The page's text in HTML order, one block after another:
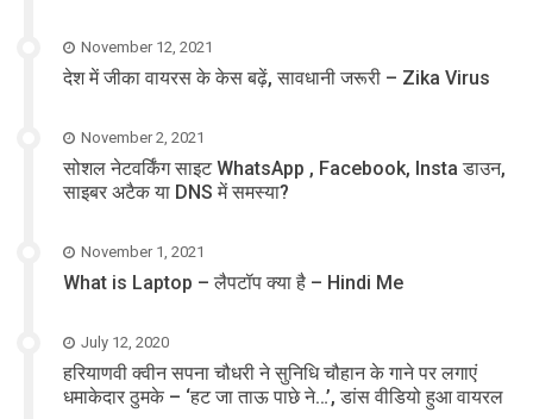
November 12, 2021
देश में जीका वायरस के केस बढ़ें, सावधानी जरूरी – Zika Virus
November 2, 2021
सोशल नेटवर्किंग साइट WhatsApp , Facebook, Insta डाउन,
साइबर अटैक या DNS में समस्या?
November 1, 2021
What is Laptop – लैपटॉप क्या है – Hindi Me
July 12, 2020
हरियाणवी क्वीन सपना चौधरी ने सुनिधि चौहान के गाने पर लगाएं
धमाकेदार ठुमके – ‘हट जा ताऊ पाछे ने…’, डांस वीडियो हुआ वायरल